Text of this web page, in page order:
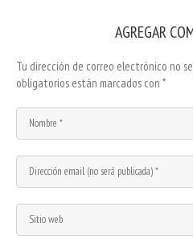
AGREGAR
Tu dirección de correo electrónico no
obligatorios están marcados con *